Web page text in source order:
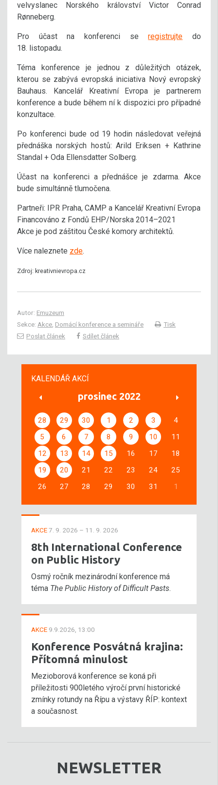
velvyslanec Norského království Victor Conrad
Rønneberg.
Pro účast na konferenci seregistrujte do
18. listopadu.
Téma konference je jednou z důležitých otázek,
kterou se zabývá evropská iniciativa Nový evropský
Bauhaus. Kancelář Kreativní Evropa je partnerem
konference a bude během ní k dispozici pro případné
konzultace.
Po konferenci bude od 19 hodin následovat veřejná
přednáška norských hostů: Arild Eriksen + Kathrine
Standal + Oda Ellensdatter Solberg.
Účast na konferenci a přednášce je zdarma. Akce
bude simultánně tlumočena.
Partneři: IPR Praha, CAMP a Kancelář Kreativní Evropa
Financováno z Fondů EHP/Norska 2014–2021
Akce je pod záštitou České komory architektů.
Více naleznete zde.
Zdroj: kreativnievropa.cz
Autor: Emuzeum
Sekce: Akce, Domácí konference a semináře
Tisk
Poslat článek
Sdílet článek
KALENDÁŘ AKCÍ
prosinec 2022
28 29 30 1 2 3
4
5
6 7 8 9 10
11
12
13 14 15 16 17
18
19
20 21 22 23 24
25
26
27 28 29 30 31 1
AKCE7. 9. 2026 – 11. 9. 2026
8th International Conference
on Public History
Osmý ročník mezinárodní konference má
téma The Public History of Difficult Pasts.
AKCE 9.9.2026, 13:00
Konference Posvátná krajina:
Přítomná minulost
Mezioborová konference se koná při
příležitosti 900letého výročí první historické
zmínky rotundy na Řípu a výstavy ŘÍP: kontext
a současnost.
NEWSLETTER